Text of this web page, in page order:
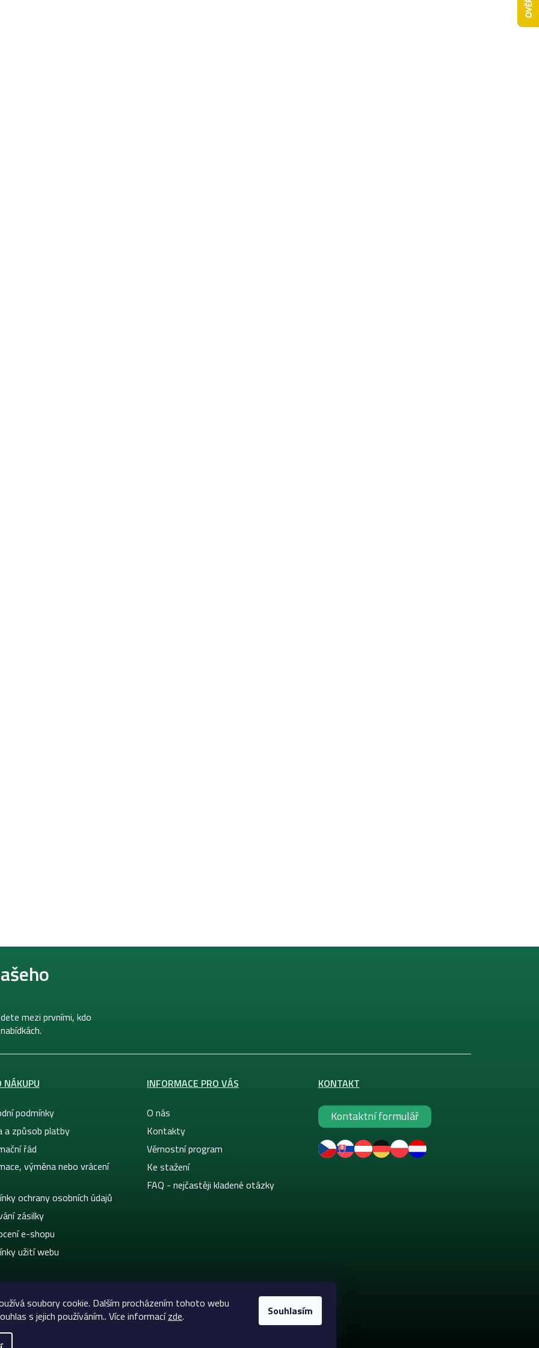
soubory cookie. Dalším procházením tohoto webu
s jejich používáním.. Více informacízde. Souhlasím
mezi prvními, kdo
NÁKUPU
podmínky
a způsob platby
řád
výměna nebo vrácení
ochrany osobních údajů
zásilky
e-shopu
užití webu
INFORMACE PRO VÁS
O nás
Kontakty
Věrnostní program
Ke stažení
FAQ - nejčastěji kladené otázky
KONTAKT
Kontaktní formulář
Co takhle sleva 100 Kč na
první nákup? 🔥 ANO X